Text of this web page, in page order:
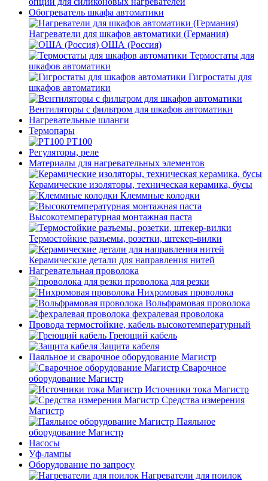
Обогреватель шкафа автоматики
Нагреватели для шкафов автоматики (Германия)
ОША (Россия)
Термостаты для
шкафов автоматики
Гигростаты для
шкафов автоматики
Вентиляторы с фильтром для шкафов автоматики
Нагревательные шланги
Термопары
PT100
Регуляторы, реле
Материалы для нагревательных элементов
Керамические изоляторы, техническая керамика, бусы
Клеммные колодки
Высокотемпературная монтажная паста
Термостойкие разъемы, розетки, штекер-вилки
Керамические детали для направления нитей
Нагревательная проволока
проволока для резки
Нихромовая проволока
Вольфрамовая проволока
фехралевая проволока
Провода термостойкие, кабель высокотемпературный
Греющий кабель
Защита кабеля
Паяльное и сварочное оборудование Магистр
Сварочное
оборудование Магистр
Источники тока Магистр
Средства измерения
Магистр
Паяльное
оборудование Магистр
Насосы
Уф-лампы
Оборудование по запросу
Нагреватели для поилок